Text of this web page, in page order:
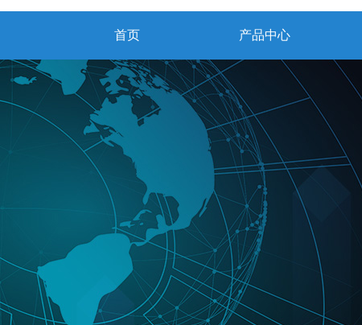
首页 产品中心